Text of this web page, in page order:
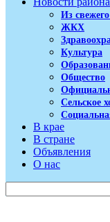
Из
ЖКХ
Культура
Общество
Сельское
В крае
В стране
Объявления
О нас